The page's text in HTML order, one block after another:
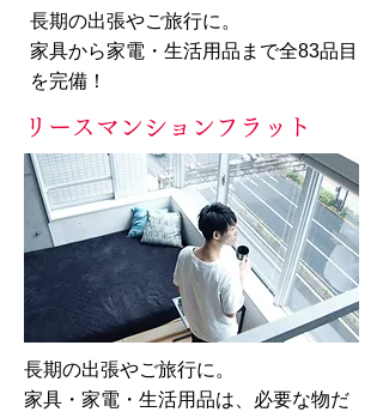
長期の出張やご旅行に。
家具から家電・生活用品まで全83品目
を完備！
リースマンションフラット
長期の出張やご旅行に。
家具・家電・生活用品は、必要な物だ